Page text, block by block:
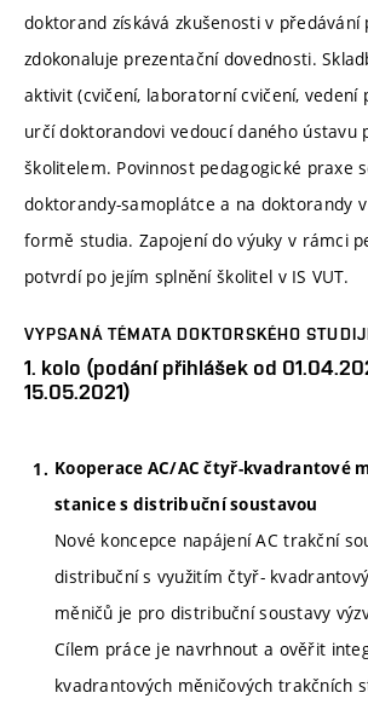
doktorand získává zkušenosti v předávání
zdokonaluje prezentační dovednosti.
aktivit (cvičení, laboratorní cvičení, vedení
určí doktorandovi vedoucí daného ústavu
školitelem. Povinnost pedagogické praxe
doktorandy-samoplátce a na doktorandy
formě studia. Zapojení do výuky v rámci
potvrdí po jejím splnění školitel v IS VUT.
VYPSANÁ TÉMATA DOKTORSKÉHO
1. kolo (podání přihlášek od
15.05.2021)
Kooperace AC/AC čtyř-kvadrantové
stanice s distribuční soustavou
Nové koncepce napájení AC trakční
distribuční s využitím čtyř-
měničů je pro distribuční soustavy
Cílem práce je navrhnout a ověřit
kvadrantových měničových trakčních